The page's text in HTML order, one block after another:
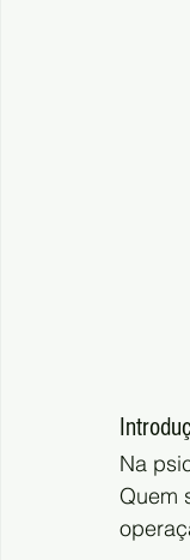
Na
Quem